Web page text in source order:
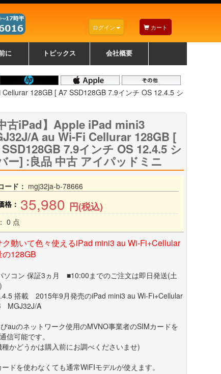
ログイン カート
に トピックス 会社概要
128GB [ A7 SSD128GB 7.9インチ OS 12.4.5 シ
古iPad】Apple iPad mini3
A au Wi-Fi Cellurar 128GB [
7.9インチ OS 12.4.5 シ
ー] :良品 中古 アイパッドミニ
ード： mgj32ja-b-78666
格： 35,980 円(税込)
0 点
ク動いて色々使えるiPad mini3 au Wi-Fi+Cellular
の128GB
ソコン 保証3ヵ月 ■10:00までのご注文は即日発送(土
搭載 2015年9月発売のiPad mini3 au Wi-Fi+Cellular
MGJ32J/A
auのネットワーク使用のMVNO事業者のSIMカードを
信可能です。
種かどうかは購入前にお調べくださいませ)
ドを使わなくても通常WiFIモデルが使えます。